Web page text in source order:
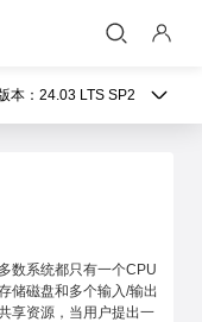
本： 24.03 LTS SP2
数系统都只有一个CPU
储磁盘和多个输入/输出
享资源，当用户提出一